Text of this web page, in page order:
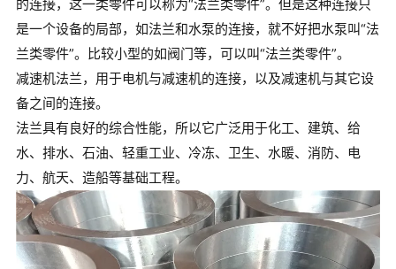
的连接，这一类零件可以称为“法兰类零件”。但是这种连接只
是一个设备的局部，如法兰和水泵的连接，就不好把水泵叫“法
兰类零件”。比较小型的如阀门等，可以叫“法兰类零件”。
减速机法兰，用于电机与减速机的连接，以及减速机与其它设
备之间的连接。
法兰具有良好的综合性能，所以它广泛用于化工、建筑、给
水、排水、石油、轻重工业、冷冻、卫生、水暖、消防、电
力、航天、造船等基础工程。